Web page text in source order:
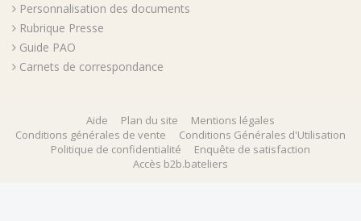
Personnalisation des documents
Rubrique Presse
Guide PAO
Carnets de correspondance
Aide Plan du site
Mentions légales
Conditions générales de vente
Conditions Générales d'Utilisation
Politique de confidentialité
Enquête de satisfaction
Accès b2b.bateliers